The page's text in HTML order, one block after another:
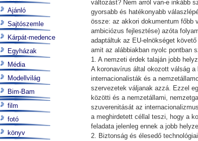
változást? Nem arról van-e inkább
gyorsabb és hatékonyabb
össze: az akkori dokumentum főbb
ambiciózus fejlesztése) azóta
adaptáltuk az EU-elnökséget
amit az alábbiakban nyolc pontban
1. A nemzeti érdek talaján jobb
A koronavírus által okozott válság
internacionalisták és a
szervezetek váljanak azzá. Ezzel
közötti és a nemzetállami,
szuverenitását az
a meghirdetett céllal teszi, hogy a
feladata jelenleg ennek a jobb
2. Biztonság és élesedő
Ajánló
Sajtószemle
Kárpát-medence
Egyházak
Média
Modellvilág
Bim-Bam
film
fotó
könyv